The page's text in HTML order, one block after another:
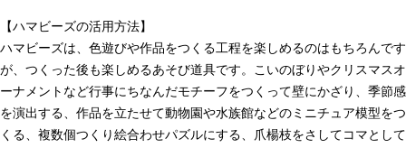
【ハマビーズの活用方法】
ハマビーズは、色遊びや作品をつくる工程を楽しめるのはもちろんです
が、つくった後も楽しめるあそび道具です。こいのぼりやクリスマスオ
ーナメントなど行事にちなんだモチーフをつくって壁にかざり、季節感
を演出する、作品を立たせて動物園や水族館などのミニチュア模型をつ
くる、複数個つくり絵合わせパズルにする、爪楊枝をさしてコマとして